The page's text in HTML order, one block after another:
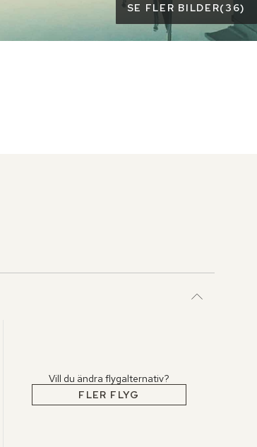
SE FLER BILDER( 36)
Vill du ändra flygalternativ?
FLER FLYG